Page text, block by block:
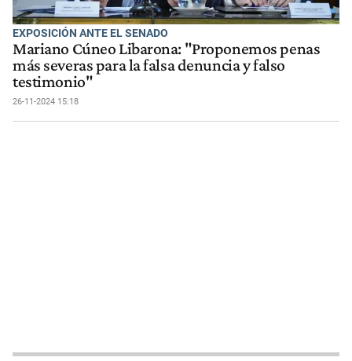
EXPOSICIÓN ANTE EL SENADO
Mariano Cúneo Libarona: "Proponemos penas
más severas para la falsa denuncia y falso
testimonio"
26-11-2024 15:18